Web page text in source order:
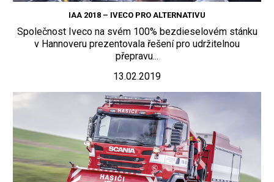
IAA 2018 – IVECO PRO ALTERNATIVU
Společnost Iveco na svém 100% bezdieselovém stánku
v Hannoveru prezentovala řešení pro udržitelnou
přepravu...
13.02.2019